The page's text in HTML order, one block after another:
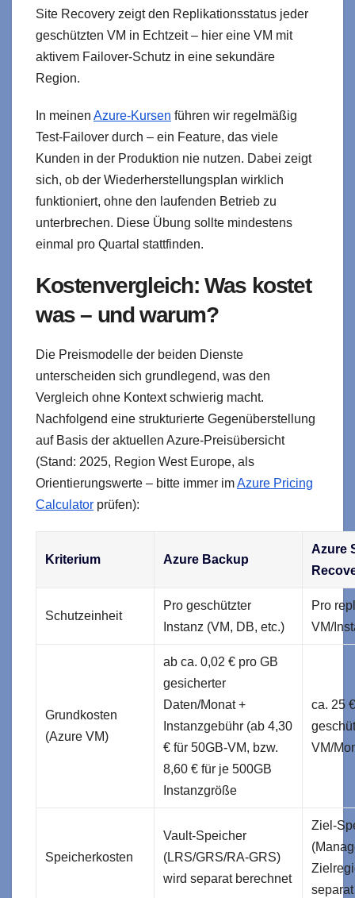
Site Recovery zeigt den Replikationsstatus jeder
geschützten VM in Echtzeit – hier eine VM mit
aktivem Failover-Schutz in eine sekundäre
Region.
In meinen Azure-Kursen führen wir regelmäßig
Test-Failover durch – ein Feature, das viele
Kunden in der Produktion nie nutzen. Dabei zeigt
sich, ob der Wiederherstellungsplan wirklich
funktioniert, ohne den laufenden Betrieb zu
unterbrechen. Diese Übung sollte mindestens
einmal pro Quartal stattfinden.
Kostenvergleich: Was kostet
was – und warum?
Die Preismodelle der beiden Dienste
unterscheiden sich grundlegend, was den
Vergleich ohne Kontext schwierig macht.
Nachfolgend eine strukturierte Gegenüberstellung
auf Basis der aktuellen Azure-Preisübersicht
(Stand: 2025, Region West Europe, als
Orientierungswerte – bitte immer imAzure Pricing
Calculator prüfen):
Kriterium Azure Backup
Azure
Schutzeinheit
Pro geschützter
Instanz (VM, DB, etc.)
Pro
VM/
Grundkosten
(Azure VM)
ab ca. 0,02 € pro GB
gesicherter
Daten/Monat +
Instanzgebühr (ab 4,30
€ für 50GB-VM, bzw.
8,60 € für je 500GB
Instanzgröße
ca. 25
VM/
Speicherkosten
Vault-Speicher
(LRS/GRS/RA-GRS)
wird separat berechnet
Ziel-